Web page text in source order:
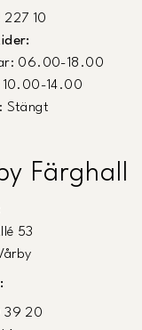
10
06.00-18.00
10.00-14.00
Stängt
Färghall
53
39 20